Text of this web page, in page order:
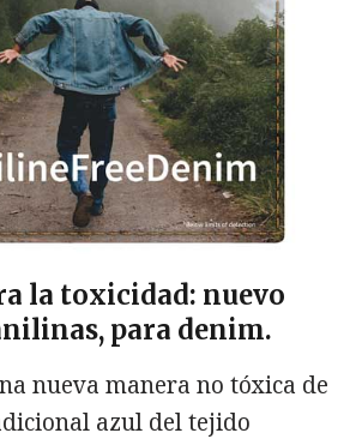
la toxicidad: nuevo
para denim.
nueva manera no tóxica de
azul del tejido